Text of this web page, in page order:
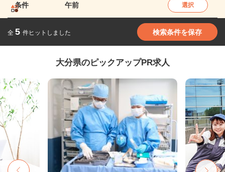
条件 午前 選択
全 5 件ヒットしました 検索条件を保存
大分県のピックアップPR求人